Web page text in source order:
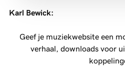
Karl Bewick:
Geef je muziekwebsite een
verhaal, downloads voor